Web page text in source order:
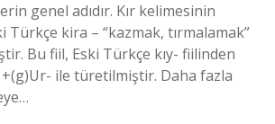
genel adıdır. Kır kelimesinin
Türkçe kira – “kazmak, tırmalamak”
Bu fiil, Eski Türkçe kıy- fiilinden
ile türetilmiştir. Daha fazla